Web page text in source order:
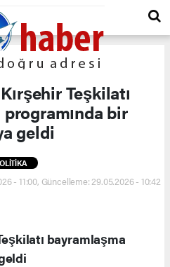
Teşkilatı
bir
geldi
- 11:00, Güncelleme: 29.05.2026 - 10:42
bayramlaşma